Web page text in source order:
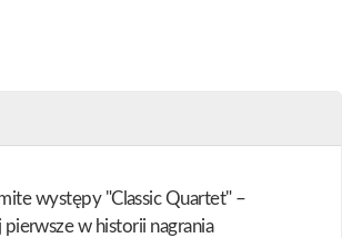
występy "Classic Quartet" –
w historii nagrania